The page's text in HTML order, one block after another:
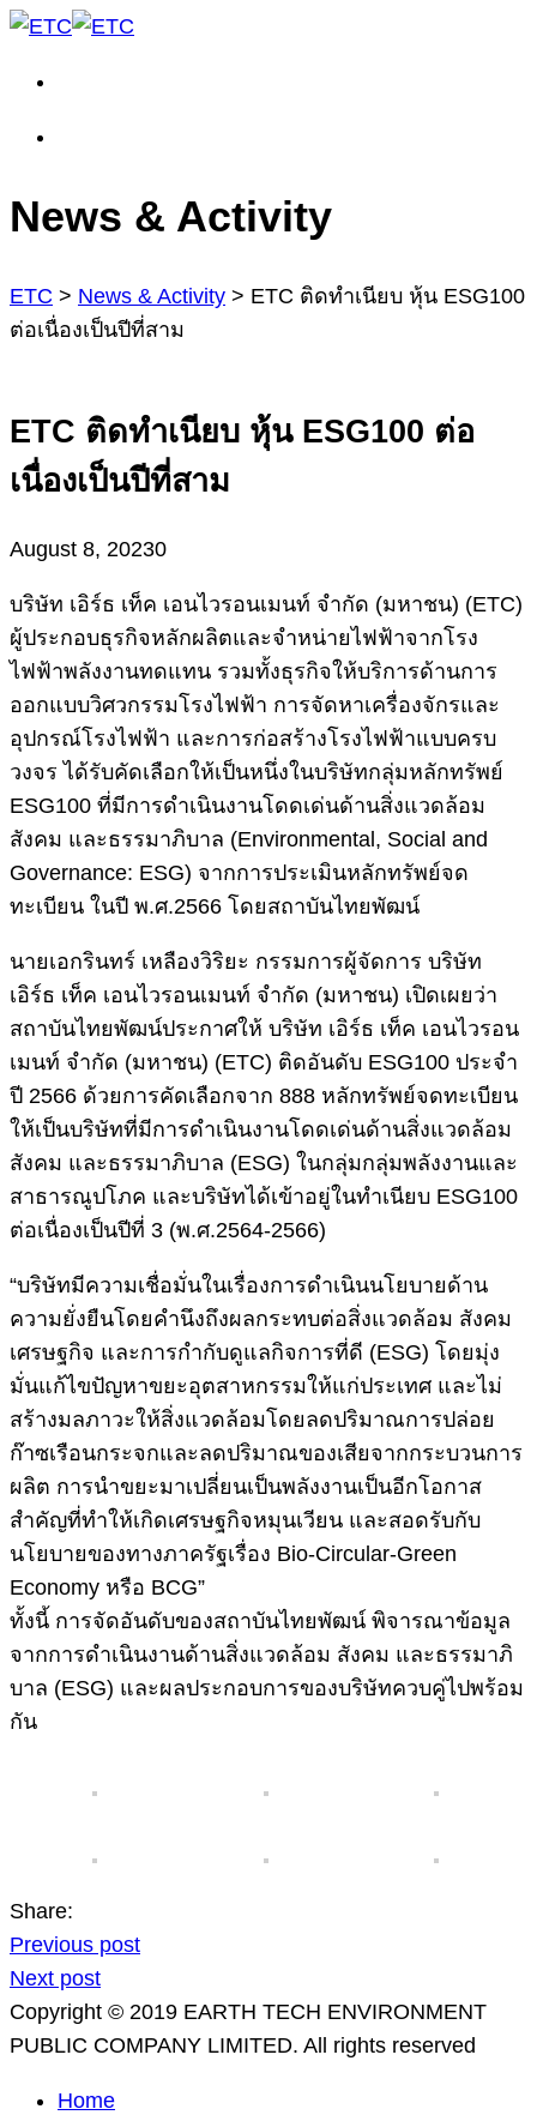
News & Activity
ETC > News & Activity > ETC ติดทำเนียบ หุ้น ESG100
ต่อเนื่องเป็นปีที่สาม
ETC ติดทำเนียบ หุ้น ESG100 ต่อ
เนื่องเป็นปีที่สาม
August 8, 20230
บริษัท เอิร์ธ เท็ค เอนไวรอนเมนท์ จำกัด (มหาชน) (ETC)
ผู้ประกอบธุรกิจหลักผลิตและจำหน่ายไฟฟ้าจากโรง
ไฟฟ้าพลังงานทดแทน รวมทั้งธุรกิจให้บริการด้านการ
ออกแบบวิศวกรรมโรงไฟฟ้า การจัดหาเครื่องจักรและ
อุปกรณ์โรงไฟฟ้า และการก่อสร้างโรงไฟฟ้าแบบครบ
วงจร ได้รับคัดเลือกให้เป็นหนึ่งในบริษัทกลุ่มหลักทรัพย์
ESG100 ที่มีการดำเนินงานโดดเด่นด้านสิ่งแวดล้อม
สังคม และธรรมาภิบาล (Environmental, Social and
Governance: ESG) จากการประเมินหลักทรัพย์จด
ทะเบียน ในปี พ.ศ.2566 โดยสถาบันไทยพัฒน์
นายเอกรินทร์ เหลืองวิริยะ กรรมการผู้จัดการ บริษัท
เอิร์ธ เท็ค เอนไวรอนเมนท์ จำกัด (มหาชน) เปิดเผยว่า
สถาบันไทยพัฒน์ประกาศให้ บริษัท เอิร์ธ เท็ค เอนไวรอน
เมนท์ จำกัด (มหาชน) (ETC) ติดอันดับ ESG100 ประจำ
ปี 2566 ด้วยการคัดเลือกจาก 888 หลักทรัพย์จดทะเบียน
ให้เป็นบริษัทที่มีการดำเนินงานโดดเด่นด้านสิ่งแวดล้อม
สังคม และธรรมาภิบาล (ESG) ในกลุ่มกลุ่มพลังงานและ
สาธารณูปโภค และบริษัทได้เข้าอยู่ในทำเนียบ ESG100
ต่อเนื่องเป็นปีที่ 3 (พ.ศ.2564-2566)
“บริษัทมีความเชื่อมั่นในเรื่องการดำเนินนโยบายด้าน
ความยั่งยืนโดยคำนึงถึงผลกระทบต่อสิ่งแวดล้อม สังคม
เศรษฐกิจ และการกำกับดูแลกิจการที่ดี (ESG) โดยมุ่ง
มั่นแก้ไขปัญหาขยะอุตสาหกรรมให้แก่ประเทศ และไม่
สร้างมลภาวะให้สิ่งแวดล้อมโดยลดปริมาณการปล่อย
ก๊าซเรือนกระจกและลดปริมาณของเสียจากกระบวนการ
ผลิต การนำขยะมาเปลี่ยนเป็นพลังงานเป็นอีกโอกาส
สำคัญที่ทำให้เกิดเศรษฐกิจหมุนเวียน และสอดรับกับ
นโยบายของทางภาครัฐเรื่อง Bio-Circular-Green
Economy หรือ BCG”
ทั้งนี้ การจัดอันดับของสถาบันไทยพัฒน์ พิจารณาข้อมูล
จากการดำเนินงานด้านสิ่งแวดล้อม สังคม และธรรมาภิ
บาล (ESG) และผลประกอบการของบริษัทควบคู่ไปพร้อม
กัน
Share:
Previous post
Next post
Copyright © 2019 EARTH TECH ENVIRONMENT
PUBLIC COMPANY LIMITED. All rights reserved
Home